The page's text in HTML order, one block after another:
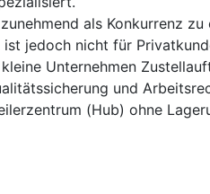
als Konkurrenz
jedoch nicht für
Unternehmen
und
(Hub) ohne